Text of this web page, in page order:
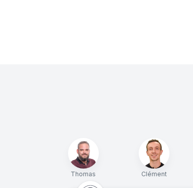
Thomas Clément